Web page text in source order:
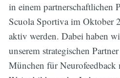
in einem partnerschaftlichen
Scuola Sportiva im Oktober
aktiv werden. Dabei haben
unserem strategischen
München für Neurofeedback